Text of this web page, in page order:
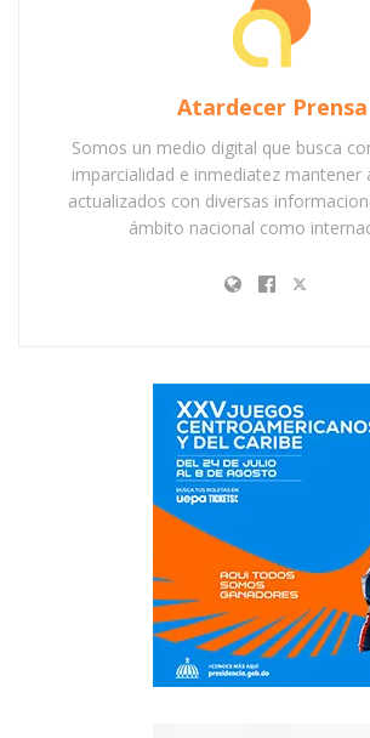
Atardecer Prensa
Somos un medio digital que busca
imparcialidad e inmediatez mantener
actualizados con diversas
ámbito nacional como